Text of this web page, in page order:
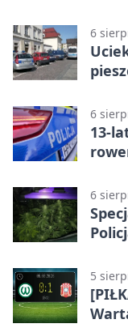
6
6
13-
6
5